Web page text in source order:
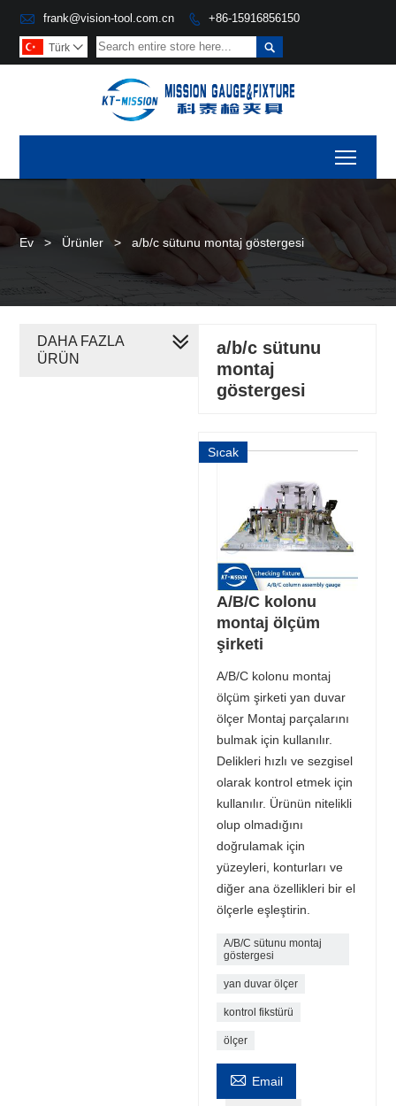
 frank@vision-tool.com.cn  +86-15916856150

Türk 
Ev > Ürünler > a/b/c sütunu montaj göstergesi
a/b/c sütunu
montaj
göstergesi
Sıcak
A/B/C kolonu
montaj ölçüm
şirketi
A/B/C kolonu montaj
ölçüm şirketi yan duvar
ölçer Montaj parçalarını
bulmak için kullanılır.
Delikleri hızlı ve sezgisel
olarak kontrol etmek için
kullanılır. Ürünün nitelikli
olup olmadığını
doğrulamak için
yüzeyleri, konturları ve
diğer ana özellikleri bir el
ölçerle eşleştirin.
A/B/C sütunu montaj
göstergesi
yan duvar ölçer
kontrol fikstürü
ölçer
 Email
DAHA FAZLA
ÜRÜN